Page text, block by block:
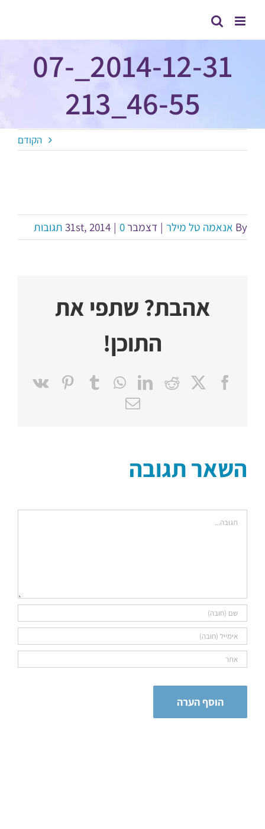
2014-12-31_07-
46-55_213
הקודם
By אנאמה טל מילר | דצמבר 31st, 2014 | 0 תגובות
אהבת? שתפי את
התוכן!
Facebook
Reddit
LinkedIn
WhatsApp
Tumblr
Pinterest
Vk
כתובת
השאר תגובה